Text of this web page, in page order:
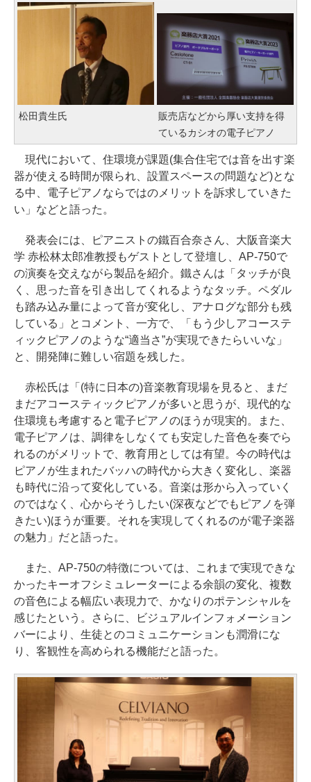
松田貴生氏
販売店などから厚い支持を得
ているカシオの電子ピアノ
現代において、住環境が課題(集合住宅では音を出す楽
器が使える時間が限られ、設置スペースの問題など)とな
る中、電子ピアノならではのメリットを訴求していきた
い」などと語った。
発表会には、ピアニストの鐵百合奈さん、大阪音楽大
学 赤松林太郎准教授もゲストとして登壇し、AP-750で
の演奏を交えながら製品を紹介。鐵さんは「タッチが良
く、思った音を引き出してくれるようなタッチ。ペダル
も踏み込み量によって音が変化し、アナログな部分も残
している」とコメント、一方で、「もう少しアコーステ
ィックピアノのような“適当さ”が実現できたらいいな」
と、開発陣に難しい宿題を残した。
赤松氏は「(特に日本の)音楽教育現場を見ると、まだ
まだアコースティックピアノが多いと思うが、現代的な
住環境も考慮すると電子ピアノのほうが現実的。また、
電子ピアノは、調律をしなくても安定した音色を奏でら
れるのがメリットで、教育用としては有望。今の時代は
ピアノが生まれたバッハの時代から大きく変化し、楽器
も時代に沿って変化している。音楽は形から入っていく
のではなく、心からそうしたい(深夜などでもピアノを弾
きたい)ほうが重要。それを実現してくれるのが電子楽器
の魅力」だと語った。
また、AP-750の特徴については、これまで実現できな
かったキーオフシミュレーターによる余韻の変化、複数
の音色による幅広い表現力で、かなりのポテンシャルを
感じたという。さらに、ビジュアルインフォメーション
バーにより、生徒とのコミュニケーションも潤滑にな
り、客観性を高められる機能だと語った。